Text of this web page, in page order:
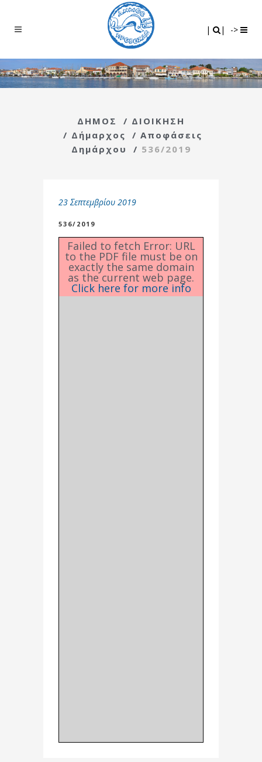
| | ->
ΔΗΜΟΣ / ΔΙΟΙΚΗΣΗ
/ Δήμαρχος / Αποφάσεις
Δημάρχου
/ 536/2019
23 Σεπτεμβρίου 2019
536/2019
Failed to fetch Error: URL
to the PDF file must be on
exactly the same domain
as the current web page.
Click here for more info